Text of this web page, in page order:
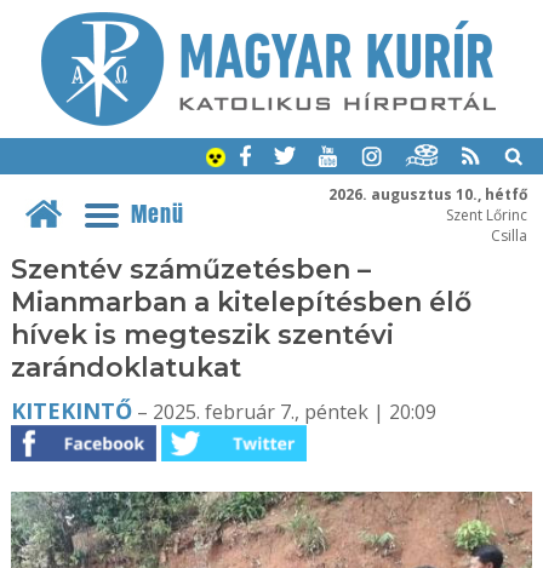
2026. augusztus 10., hétfő
Szent Lőrinc
Csilla
Menü
Szentév száműzetésben –
Mianmarban a kitelepítésben élő
hívek is megteszik szentévi
zarándoklatukat
KITEKINTŐ– 2025. február 7., péntek | 20:09